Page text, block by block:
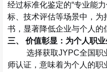
经过标准化鉴定的“专业能
标、技术评估等场景中，
书，显著降低企业与个人的
三、 价值彰显：为个人职
选择获取JYPC全国职
师认证，意味着为个人的职